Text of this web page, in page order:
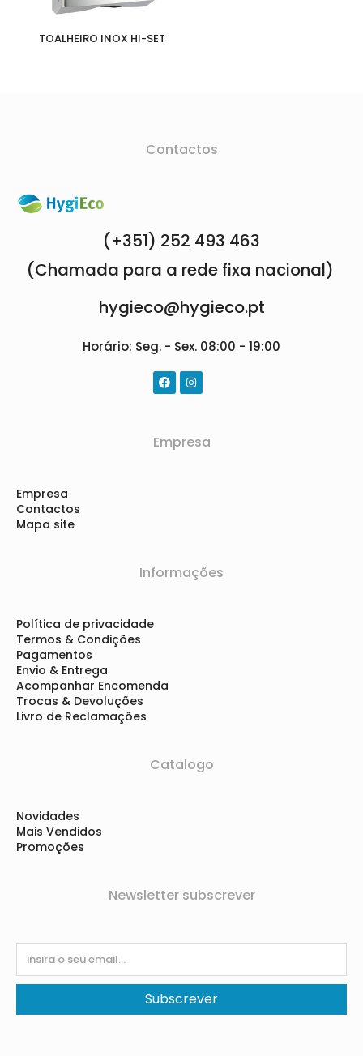
TOALHEIRO INOX HI-SET
Contactos
(+351) 252 493 463
(Chamada para a rede fixa nacional)
hygieco@hygieco.pt
Horário: Seg. - Sex. 08:00 - 19:00
Empresa
Empresa
Contactos
Mapa site
Informações
Política de privacidade
Termos & Condições
Pagamentos
Envio & Entrega
Acompanhar Encomenda
Trocas & Devoluções
Livro de Reclamações
Catalogo
Novidades
Mais Vendidos
Promoções
Newsletter subscrever
Subscrever